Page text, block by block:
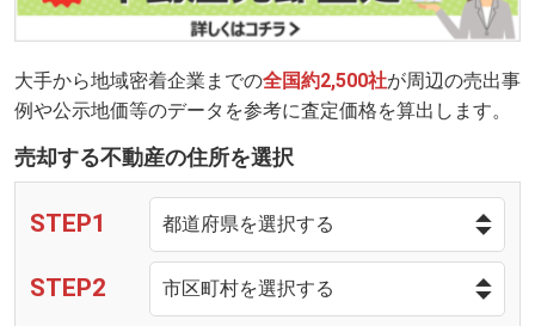
大手から地域密着企業までの全国約2,500社が周辺の売出事
例や公示地価等のデータを参考に査定価格を算出します。
売却する不動産の住所を選択
STEP1
STEP2